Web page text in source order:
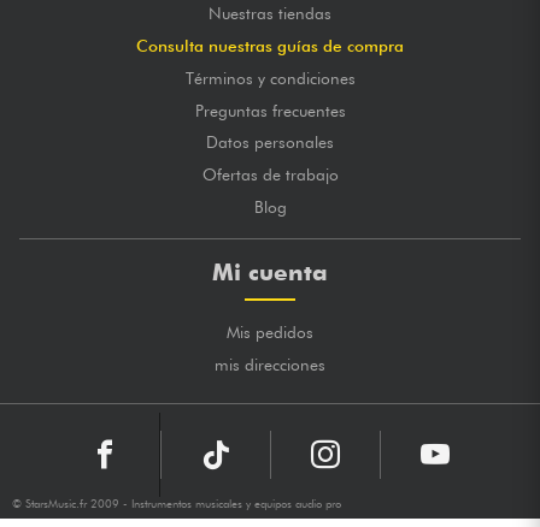
Nuestras tiendas
Consulta nuestras guías de compra
Términos y condiciones
Preguntas frecuentes
Datos personales
Ofertas de trabajo
Blog
Mi cuenta
Mis pedidos
mis direcciones
© StarsMusic.fr 2009 - Instrumentos musicales y equipos audio pro